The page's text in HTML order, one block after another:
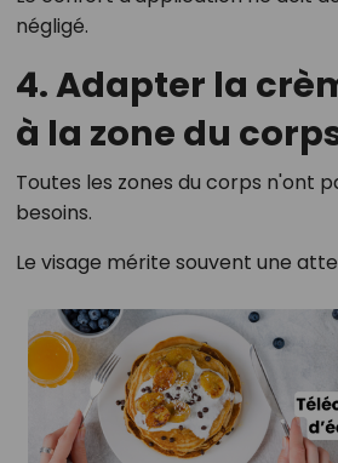
négligé.
4. Adapter la
à la zone du
Toutes les zones du corps n'ont
besoins.
Le visage mérite souvent une